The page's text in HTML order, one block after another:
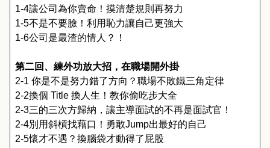
1-4讓公司為你賣命！摸清楚規則再努力
1-5不是不要臉！利用恥力讓自己更強大
1-6公司是最渣的情人？！
第二回、練外功放大招，在職場開外掛
2-1 你是不是努力錯了方向？職場不敗鐵三角定律
2-2換個 Title 換人生！教你偷吃步大全
2-3三的三次方歸納，讓主導面試的不再是面試官！
2-4別用斜槓找藉口！勇敢Jump出最好的自己
2-5懷才不遇？換腦袋才動得了屁股